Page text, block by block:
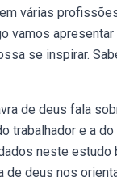
várias
vamos
se inspirar.
de deus fala
trabalhador e a
neste estudo
de deus nos